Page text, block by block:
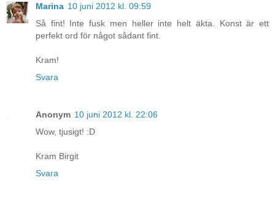
Marina 10 juni 2012 kl. 09:59
Så fint! Inte fusk men heller inte helt äkta. Konst är ett
perfekt ord för något sådant fint.
Kram!
Svara
Anonym 10 juni 2012 kl. 22:06
Wow, tjusigt! :D
Kram Birgit
Svara